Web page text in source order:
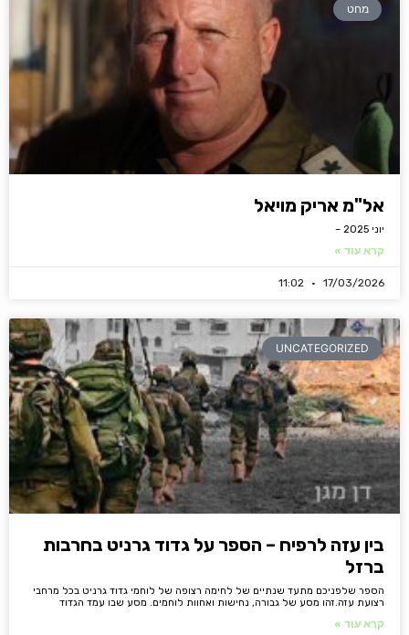
מחט
אל"מ אריק מויאל
יוני 2025 –
קרא עוד »
17/03/2026
UNCATEGORIZED
בין עזה לרפיח – הספר על גדוד גרניט בחרבות
ברזל
הספר שלפניכם מתעד שנתיים של לחימה רצופה של לוחמי גדוד גרניט בכל מרחבי
רצועת עזה.זהו מסע של גבורה, נחישות ואחוות לוחמים. מסע שבו עמד הגדוד
קרא עוד »